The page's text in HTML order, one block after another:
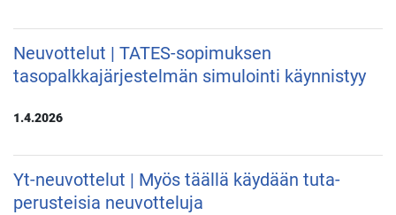
Neuvottelut | TATES-sopimuksen
tasopalkkajärjestelmän simulointi käynnistyy
1.4.2026
Yt-neuvottelut | Myös täällä käydään tuta-
perusteisia neuvotteluja